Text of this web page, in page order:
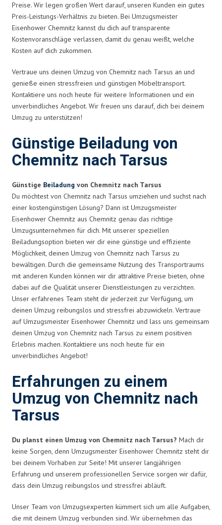
Preise. Wir legen großen Wert darauf, unseren Kunden ein gutes
Preis-Leistungs-Verhältnis zu bieten. Bei Umzugsmeister
Eisenhower Chemnitz kannst du dich auf transparente
Kostenvoranschläge verlassen, damit du genau weißt, welche
Kosten auf dich zukommen.
Vertraue uns deinen Umzug von Chemnitz nach Tarsus an und
genieße einen stressfreien und günstigen Möbeltransport.
Kontaktiere uns noch heute für weitere Informationen und ein
unverbindliches Angebot. Wir freuen uns darauf, dich bei deinem
Umzug zu unterstützen!
Günstige Beiladung von
Chemnitz nach Tarsus
Günstige Beiladung von Chemnitz nach Tarsus
Du möchtest von Chemnitz nach Tarsus umziehen und suchst nach
einer kostengünstigen Lösung? Dann ist Umzugsmeister
Eisenhower Chemnitz aus Chemnitz genau das richtige
Umzugsunternehmen für dich. Mit unserer speziellen
Beiladungsoption bieten wir dir eine günstige und effiziente
Möglichkeit, deinen Umzug von Chemnitz nach Tarsus zu
bewältigen. Durch die gemeinsame Nutzung des Transportraums
mit anderen Kunden können wir dir attraktive Preise bieten, ohne
dabei auf die Qualität unserer Dienstleistungen zu verzichten.
Unser erfahrenes Team steht dir jederzeit zur Verfügung, um
deinen Umzug reibungslos und stressfrei abzuwickeln. Vertraue
auf Umzugsmeister Eisenhower Chemnitz und lass uns gemeinsam
deinen Umzug von Chemnitz nach Tarsus zu einem positiven
Erlebnis machen. Kontaktiere uns noch heute für ein
unverbindliches Angebot!
Erfahrungen zu einem
Umzug von Chemnitz nach
Tarsus
Du planst einen Umzug von Chemnitz nach Tarsus? Mach dir
keine Sorgen, denn Umzugsmeister Eisenhower Chemnitz steht dir
bei deinem Vorhaben zur Seite! Mit unserer langjährigen
Erfahrung und unserem professionellen Service sorgen wir dafür,
dass dein Umzug reibungslos und stressfrei abläuft.
Unser Team von Umzugsexperten kümmert sich um alle Aufgaben,
die mit deinem Umzug verbunden sind. Wir übernehmen das